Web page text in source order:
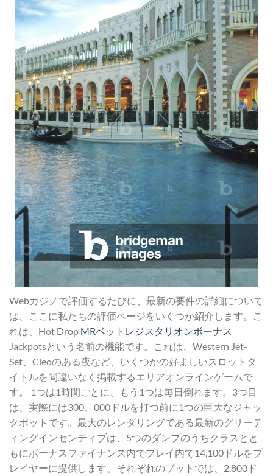
Webカジノで評価するたびに、最新の要件の詳細について
は、ここに私たちの評価ページをいくつか紹介します。こ
れは、Hot Drop MRベットレジスタリオンボーナス
Jackpotsという名前の機能です。これは、Western Jet-
Set、Cleoのある夜など、いくつかの好ましいスロットタ
イトルを間違いなく掲載するエリアオンラインゲームで
す。 1つは1時間ごとに、もう1つは毎日倒れます。3つ目
は、実際には300、000ドルを打つ前に1つの巨大なジャッ
クポットです。最大のレンダリングである最新のグリーテ
ィングインセンティブは、5つのダンプのうちクラスとと
もにボーナスファイナンス内でプレイ内で14,100ドルをプ
レイヤーに提供します。それぞれのプットでは、2,800ド